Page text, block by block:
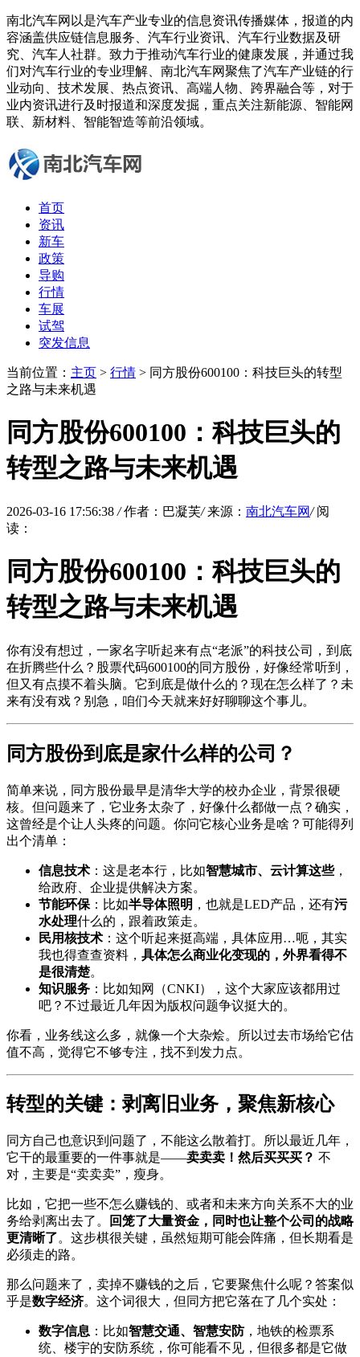
南北汽车网以是汽车产业专业的信息资讯传播媒体，报道的内
容涵盖供应链信息服务、汽车行业资讯、汽车行业数据及研
究、汽车人社群。致力于推动汽车行业的健康发展，并通过我
们对汽车行业的专业理解、南北汽车网聚焦了汽车产业链的行
业动向、技术发展、热点资讯、高端人物、跨界融合等，对于
业内资讯进行及时报道和深度发掘，重点关注新能源、智能网
联、新材料、智能智造等前沿领域。
首页
资讯
新车
政策
导购
行情
车展
试驾
突发信息
当前位置： 主页 > 行情 > 同方股份600100：科技巨头的转型
之路与未来机遇
同方股份600100：科技巨头的
转型之路与未来机遇
2026-03-16 17:56:38 / 作者：巴凝芙/ 来源： 南北汽车网/ 阅
读：
同方股份600100：科技巨头的
转型之路与未来机遇
你有没有想过，一家名字听起来有点“老派”的科技公司，到底
在折腾些什么？股票代码600100的同方股份，好像经常听到，
但又有点摸不着头脑。它到底是做什么的？现在怎么样了？未
来有没有戏？别急，咱们今天就来好好聊聊这个事儿。
同方股份到底是家什么样的公司？
简单来说，同方股份最早是清华大学的校办企业，背景很硬
核。但问题来了，它业务太杂了，好像什么都做一点？确实，
这曾经是个让人头疼的问题。你问它核心业务是啥？可能得列
出个清单：
信息技术 ：这是老本行，比如智慧城市、云计算这些，
给政府、企业提供解决方案。
节能环保 ：比如半导体照明 ，也就是LED产品，还有污
水处理什么的，跟着政策走。
民用核技术 ：这个听起来挺高端，具体应用…呃，其实
我也得查查资料， 具体怎么商业化变现的，外界看得不
是很清楚。
知识服务 ：比如知网（CNKI），这个大家应该都用过
吧？不过最近几年因为版权问题争议挺大的。
你看，业务线这么多，就像一个大杂烩。所以过去市场给它估
值不高，觉得它不够专注，找不到发力点。
转型的关键：剥离旧业务，聚焦新核心
同方自己也意识到问题了，不能这么散着打。所以最近几年，
它干的最重要的一件事就是——卖卖卖！然后买买买？ 不
对，主要是“卖卖卖”，瘦身。
比如，它把一些不怎么赚钱的、或者和未来方向关系不大的业
务给剥离出去了。
回笼了大量资金，同时也让整个公司的战略
更清晰了。这步棋很关键，虽然短期可能会阵痛，但长期看是
必须走的路。
那么问题来了，卖掉不赚钱的之后，它要聚焦什么呢？答案似
乎是数字经济。这个词很大，但同方把它落在了几个实处：
数字信息 ：比如智慧交通、智慧安防，地铁的检票系
统、楼宇的安防系统，你可能看不见，但很多都是它做